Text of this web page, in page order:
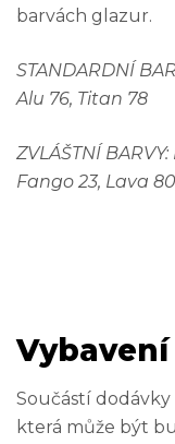
barvách glazur.
STANDARDNÍ
Alu 76, Titan 78
ZVLÁŠTNÍ
Fango 23, Lava
Součástí
která může být